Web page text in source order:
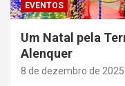
EVENTOS
Um Natal pela
Alenquer
8 de dezembro de 2025